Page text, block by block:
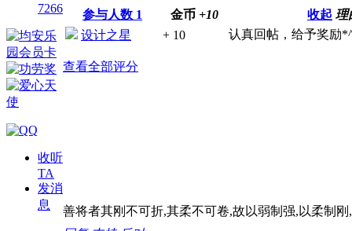
7266
收听
TA
发消
息
参与人数 1 金币 +10 收起 理
设计之星
+ 10 认真回帖，给予奖励
查看全部评分
善将者其刚不可折,其柔不可卷,故以弱制强,以柔制